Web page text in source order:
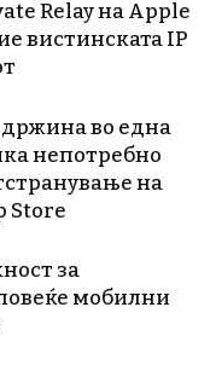
Relay на Apple
вистинската IP
во една
непотребно
на
Store
за
мобилни